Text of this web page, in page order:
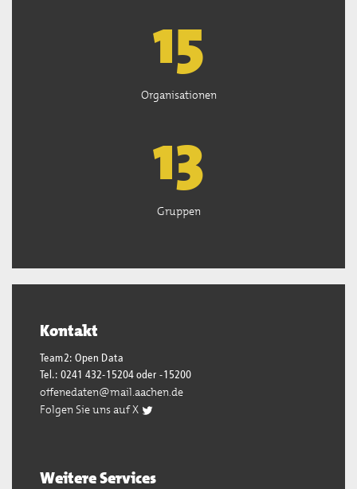
15
Organisationen
13
Gruppen
Kontakt
Team2: Open Data
Tel.: 0241 432-15204 oder -15200
offenedaten@mail.aachen.de
Folgen Sie uns auf X
Weitere Services